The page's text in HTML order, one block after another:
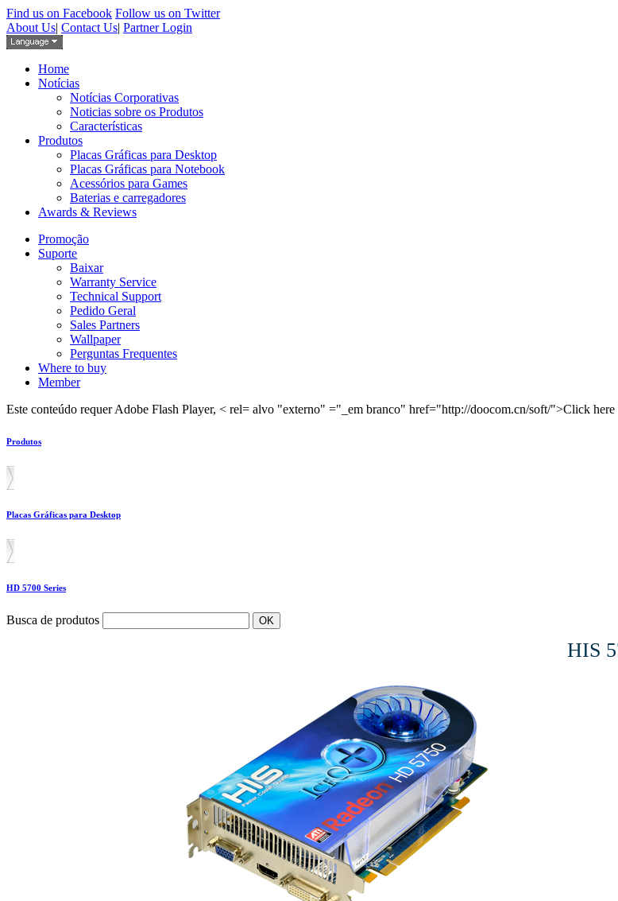
Find us on Facebook Follow us on Twitter
About Us| Contact Us| Partner Login
Home
Notícias
Notícias Corporativas
Noticias sobre os Produtos
Características
Produtos
Placas Gráficas para Desktop
Placas Gráficas para Notebook
Acessórios para Games
Baterias e carregadores
Awards & Reviews
Promoção
Suporte
Baixar
Warranty Service
Technical Support
Pedido Geral
Sales Partners
Wallpaper
Perguntas Frequentes
Where to buy
Member
Este conteúdo requer Adobe Flash Player, < rel= alvo "externo" ="_em branco" href="http://doocom.cn/soft/">Click here
Produtos
Placas Gráficas para Desktop
HD 5700 Series
Busca de produtos
HIS